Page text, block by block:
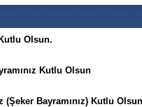
Olsun.
Kutlu Olsun
(Şeker Bayramınız) Kutlu